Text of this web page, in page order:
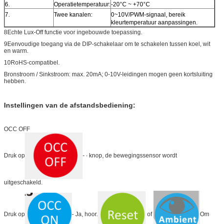
6.
Operatietemperatuur:-20°C ~ +70°C
7.
Twee kanalen:
0~10V/PWM-signaal, bereik
kleurtemperatuur aanpassingen.
8Echte Lux-Off functie voor ingebouwde toepassing.
9Eenvoudige toegang via de DIP-schakelaar om te schakelen tussen koel, wit
en warm.
10RoHS-compatibel.
Bronstroom / Sinkstroom: max. 20mA; 0-10V-leidingen mogen geen kortsluiting
hebben.
Instellingen van de afstandsbediening:
OCC OFF
Druk op - ∙ knop, de bewegingssensor wordt
uitgeschakeld.
Druk op - Ja, hoor. of Om